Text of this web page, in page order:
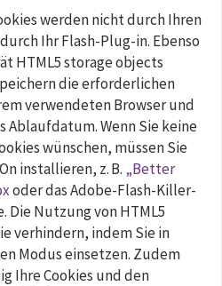
werden nicht durch Ihren
Ihr Flash-Plug-in. Ebenso
HTML5 storage objects
die erforderlichen
verwendeten Browser und
Ablaufdatum. Wenn Sie keine
wünschen, müssen Sie
installieren, z. B. „Better
oder das Adobe-Flash-Killer-
Die Nutzung von HTML5
verhindern, indem Sie in
Modus einsetzen. Zudem
Ihre Cookies und den